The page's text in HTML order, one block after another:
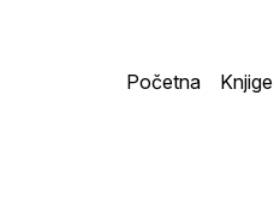
Početna Knjige